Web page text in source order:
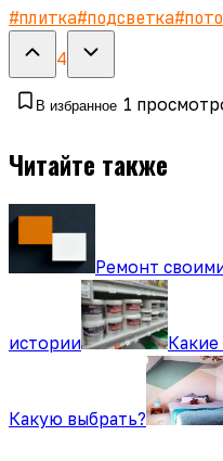
#плитка#подсветка#
4
В избранное 1
Читайте также
Ремонт
истории
Какую выбрать?